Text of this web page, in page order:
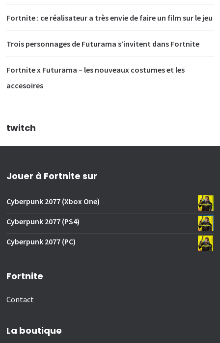
Fortnite : ce réalisateur a très envie de faire un film sur le jeu
Trois personnages de Futurama s’invitent dans Fortnite
Fortnite x Futurama – les nouveaux costumes et les
accesoires
twitch
Jouer à Fortnite sur
Cyberpunk 2077 (Xbox One)
Cyberpunk 2077 (PS4)
Cyberpunk 2077 (PC)
Fortnite
Contact
La boutique